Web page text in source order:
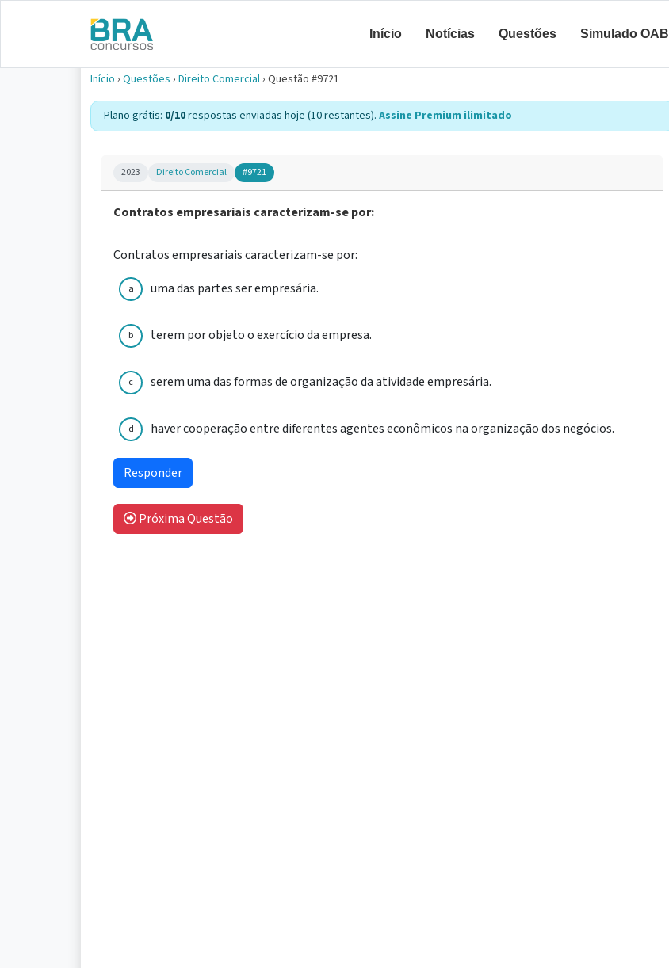
Início Notícias Questões Simulado OAB
Início › Questões › Direito Comercial› Questão #9721
Plano grátis: 0/10respostas enviadas hoje (10 restantes). Assine Premium ilimitado
2023 Direito Comercial #9721
Contratos empresariais caracterizam-se por:
Contratos empresariais caracterizam-se por:
a uma das partes ser empresária.
b terem por objeto o exercício da empresa.
c serem uma das formas de organização da atividade empresária.
d haver cooperação entre diferentes agentes econômicos na organização dos negócios.
Próxima Questão